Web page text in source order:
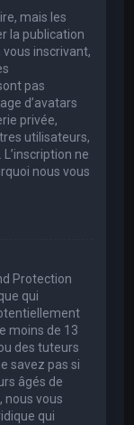
mais les
la publication
inscrivant,
pas
d’avatars
privée,
utilisateurs,
ne
nous vous
Protection
qui
moins de 13
des tuteurs
savez pas si
âgés de
nous vous
qui